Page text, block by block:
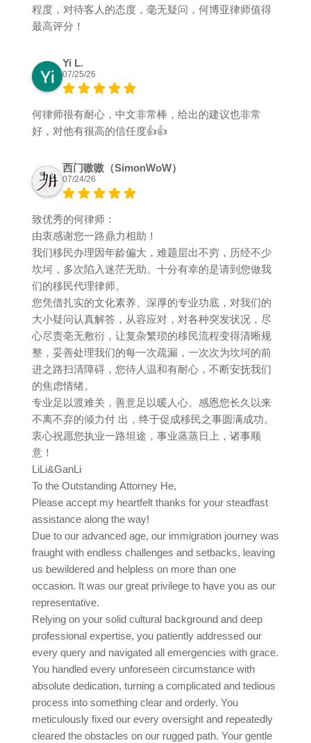
程度，对待客人的态度，毫无疑问，何博亚律师值得
最高评分！
Yi L.
07/25/26
何律师很有耐心，中文非常棒，给出的建议也非常
好，对他有很高的信任度👍👍
西门嗷嗷（SimonWoW）
07/24/26
致优秀的何律师：
由衷感谢您一路鼎力相助！
我们移民办理因年龄偏大，难题层出不穷，历经不少
坎坷，多次陷入迷茫无助。十分有幸的是请到您做我
们的移民代理律师。
您凭借扎实的文化素养、深厚的专业功底，对我们的
大小疑问认真解答，从容应对，对各种突发状况，尽
心尽责亳无敷衍，让复杂繁琐的移民流程变得清晰规
整，妥善处理我们的每一次疏漏，一次次为坎坷的前
进之路扫清障碍，您待人温和有耐心，不断安抚我们
的焦虑情绪。
专业足以渡难关，善意足以暖人心。感恩您长久以来
不离不弃的倾力付 出，终于促成移民之事圆满成功。
衷心祝愿您执业一路坦途，事业蒸蒸日上，诸事顺
意！
LiLi&GanLi
To the Outstanding Attorney He,
Please accept my heartfelt thanks for your steadfast
assistance along the way!
Due to our advanced age, our immigration journey was
fraught with endless challenges and setbacks, leaving
us bewildered and helpless on more than one
occasion. It was our great privilege to have you as our
representative.
Relying on your solid cultural background and deep
professional expertise, you patiently addressed our
every query and navigated all emergencies with grace.
You handled every unforeseen circumstance with
absolute dedication, turning a complicated and tedious
process into something clear and orderly. You
meticulously fixed our every oversight and repeatedly
cleared the obstacles on our rugged path. Your gentle